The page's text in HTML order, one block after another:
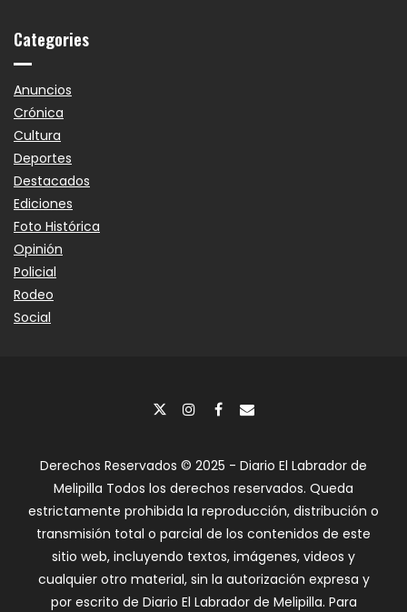
Categories
Anuncios
Crónica
Cultura
Deportes
Destacados
Ediciones
Foto Histórica
Opinión
Policial
Rodeo
Social
Derechos Reservados © 2025 - Diario El Labrador de
Melipilla Todos los derechos reservados. Queda
estrictamente prohibida la reproducción, distribución o
transmisión total o parcial de los contenidos de este
sitio web, incluyendo textos, imágenes, videos y
cualquier otro material, sin la autorización expresa y
por escrito de Diario El Labrador de Melipilla. Para